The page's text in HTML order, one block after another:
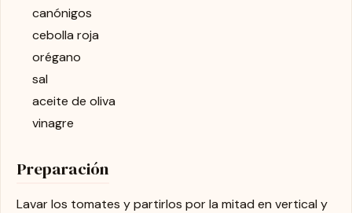
canónigos
cebolla roja
orégano
sal
aceite de oliva
vinagre
Preparación
Lavar los tomates y partirlos por la mitad en vertical y